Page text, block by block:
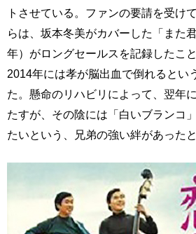
トさせている。ファンの要請を受け
らは、坂本冬美がカバーした「また
年）がロングセールスを記録したこ
2014年には孝が脳出血で倒れるとい
た。懸命のリハビリによって、翌年
たすが、その陰には「白いブランコ
たいという、兄弟の強い絆があったと